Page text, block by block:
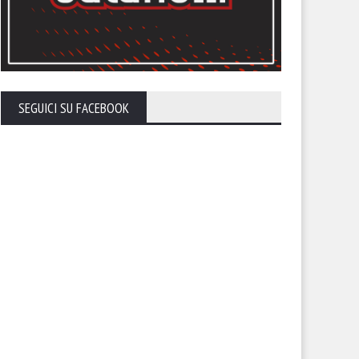
SEGUICI SU FACEBOOK